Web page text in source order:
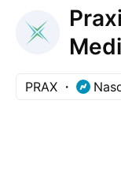
PRAX